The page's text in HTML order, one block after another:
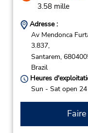
3.58 mille
Adresse :
Av Mendonca
3.837,
Santarem,
Brazil
Heures
Sun - Sat open